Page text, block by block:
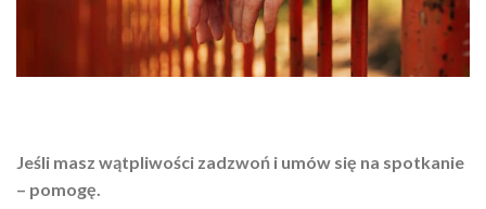
Jeśli masz wątpliwości zadzwoń i umów się na spotkanie
– pomogę.